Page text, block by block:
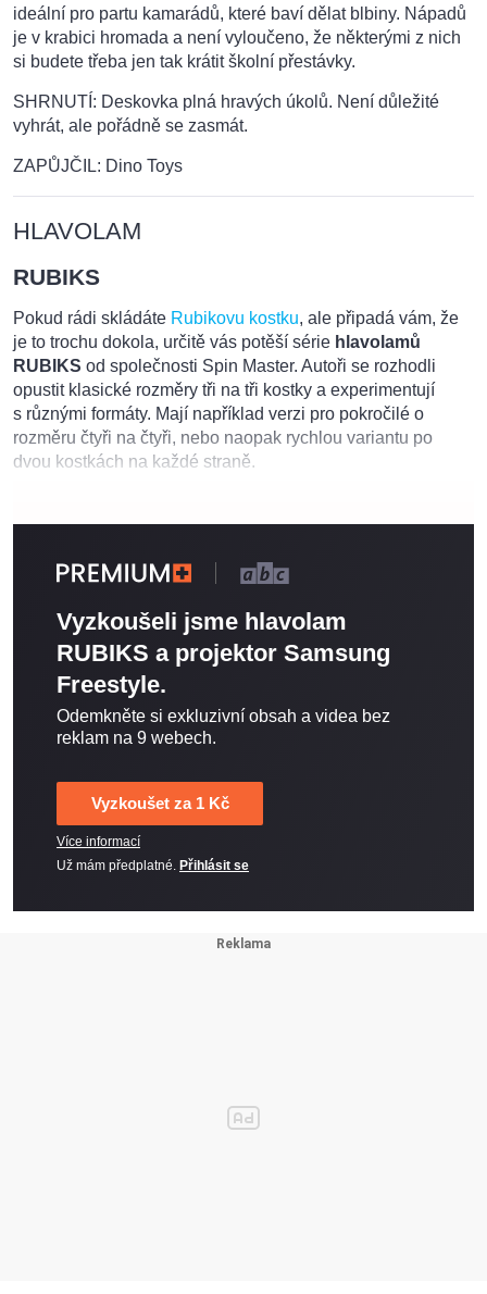
ideální pro partu kamarádů, které baví dělat blbiny. Nápadů
je v krabici hromada a není vyloučeno, že některými z nich
si budete třeba jen tak krátit školní přestávky.
SHRNUTÍ: Deskovka plná hravých úkolů. Není důležité
vyhrát, ale pořádně se zasmát.
ZAPŮJČIL: Dino Toys
HLAVOLAM
RUBIKS
Pokud rádi skládáte Rubikovu kostku, ale připadá vám, že
je to trochu dokola, určitě vás potěší série hlavolamů
RUBIKS od společnosti Spin Master. Autoři se rozhodli
opustit klasické rozměry tři na tři kostky a experimentují
s různými formáty. Mají například verzi pro pokročilé o
rozměru čtyři na čtyři, nebo naopak rychlou variantu po
dvou kostkách na každé straně.
Vyzkoušeli jsme hlavolam
RUBIKS a projektor Samsung
Freestyle.
Odemkněte si exkluzivní obsah a videa bez
reklam na 9 webech.
Vyzkoušet za 1 Kč
Více informací
Už mám předplatné. Přihlásit se